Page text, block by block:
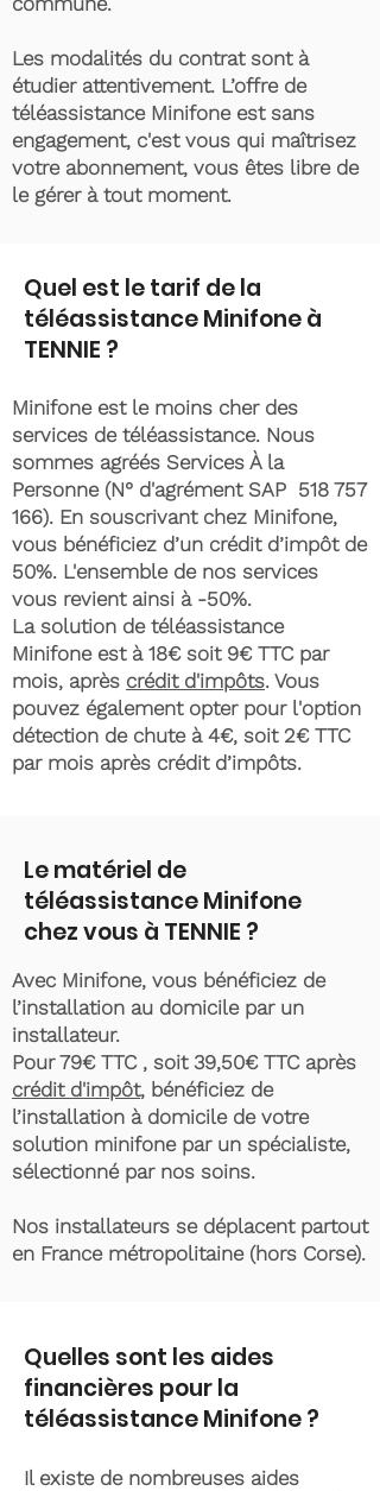
Les modalités du contrat sont à
étudier attentivement. L’offre de
téléassistance Minifone est sans
engagement, c'est vous qui maîtrisez
votre abonnement, vous êtes libre de
le gérer à tout moment.
Quel est le tarif de la
téléassistance Minifone à
TENNIE ?
Minifone est le moins cher des
services de téléassistance. Nous
sommes agréés Services À la
Personne (N° d'agrément SAP 518 757
166). En souscrivant chez Minifone,
vous bénéficiez d’un crédit d’impôt de
50%. L'ensemble de nos services
vous revient ainsi à -50%.
La solution de téléassistance
Minifone est à 18€ soit 9€ TTC par
mois, après crédit d'impôts. Vous
pouvez également opter pour l'option
détection de chute à 4€, soit 2€ TTC
par mois après crédit d’impôts.
Le matériel de
téléassistance Minifone
chez vous à TENNIE ?
Avec Minifone, vous bénéficiez de
l’installation au domicile par un
installateur.
Pour 79€ TTC , soit 39,50€ TTC après
crédit d'impôt, bénéficiez de
l’installation à domicile de votre
solution minifone par un spécialiste,
sélectionné par nos soins.
Nos installateurs se déplacent partout
en France métropolitaine (hors Corse).
Quelles sont les aides
financières pour la
téléassistance Minifone ?
Il existe de nombreuses aides